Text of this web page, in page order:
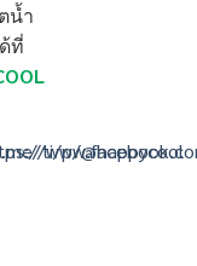
น้ำ
ที่